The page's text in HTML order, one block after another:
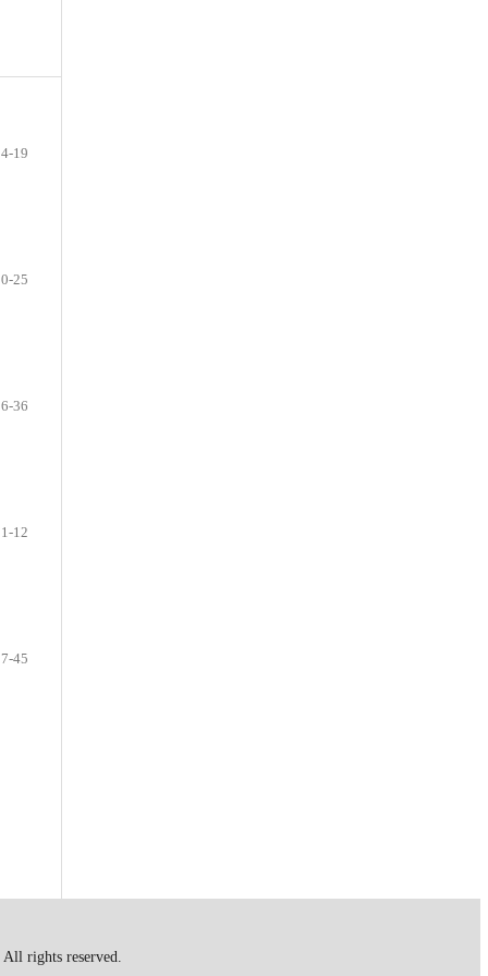
19
25
36
1-12
45
rights reserved.